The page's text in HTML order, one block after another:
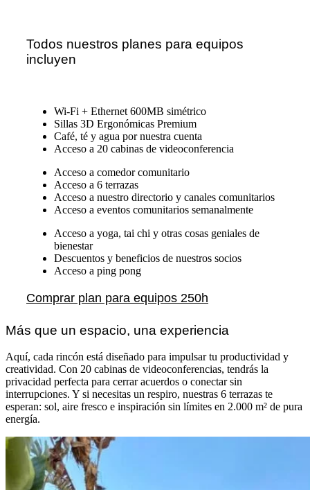
Todos nuestros planes para equipos
incluyen
Wi-Fi + Ethernet 600MB simétrico
Sillas 3D Ergonómicas Premium
Café, té y agua por nuestra cuenta
Acceso a 20 cabinas de videoconferencia
Acceso a comedor comunitario
Acceso a 6 terrazas
Acceso a nuestro directorio y canales comunitarios
Acceso a eventos comunitarios semanalmente
Acceso a yoga, tai chi y otras cosas geniales de
bienestar
Descuentos y beneficios de nuestros socios
Acceso a ping pong
Comprar plan para equipos 250h
Más que un espacio, una experiencia
Aquí, cada rincón está diseñado para impulsar tu productividad y
creatividad. Con 20 cabinas de videoconferencias, tendrás la
privacidad perfecta para cerrar acuerdos o conectar sin
interrupciones. Y si necesitas un respiro, nuestras 6 terrazas te
esperan: sol, aire fresco e inspiración sin límites en 2.000 m² de pura
energía.